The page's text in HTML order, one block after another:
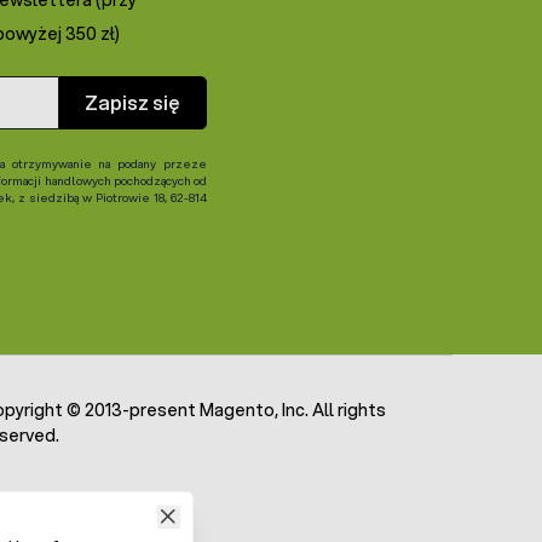
350 zł)
Zapisz się
otrzymywanie na podany przeze
handlowych pochodzących od
z siedzibą w Piotrowie 18, 62-814
© 2013-present Magento, Inc. All rights